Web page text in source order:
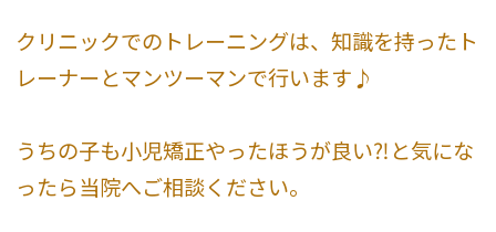
クリニックでのトレーニングは、知識を持ったト
レーナーとマンツーマンで行います♪
うちの子も小児矯正やったほうが良い⁈と気にな
ったら当院へご相談ください。